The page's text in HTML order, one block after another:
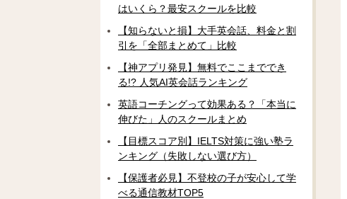
はいくら？最安スクールを比較
【知らないと損】大手英会話、料金と割
引を「全部まとめて」比較
【神アプリ発見】無料でここまででき
る!? 人気AI英会話ランキング
英語コーチングって効果ある？「本当に
伸びた」人のスクールまとめ
【目標スコア別】IELTS対策に強い塾ラ
ンキング（失敗しない選び方）
【保護者必見】不登校の子が安心して学
べる通信教材TOP5